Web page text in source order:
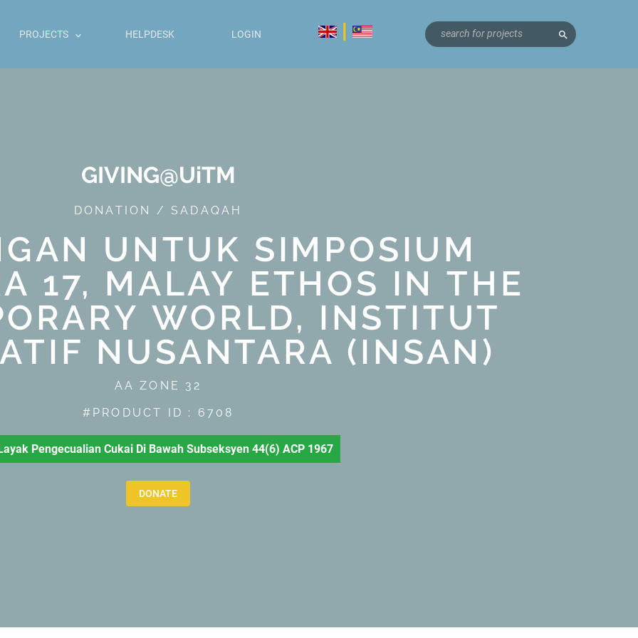
PROJECTS HELPDESK LOGIN | search
GIVING@UiTM
DONATION / SADAQAH
UNTUK SIMPOSIUM
17, MALAY ETHOS IN THE
WORLD, INSTITUT
NUSANTARA (INSAN)
AA ZONE 32
#PRODUCT ID : 6708
Pengecualian Cukai Di Bawah Subseksyen 44(6) ACP 1967
DONATE